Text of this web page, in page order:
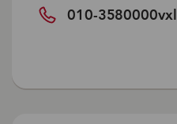
010-3580000vxl